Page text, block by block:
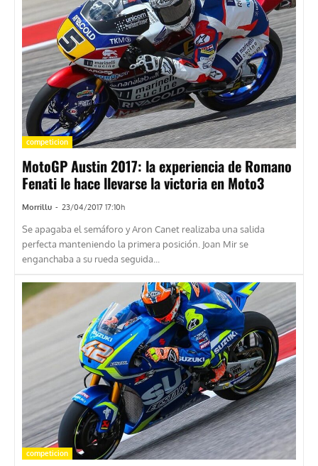
competicion
MotoGP Austin 2017: la experiencia de Romano
Fenati le hace llevarse la victoria en Moto3
Morrillu - 23/04/2017 17:10h
Se apagaba el semáforo y Aron Canet realizaba una salida
perfecta manteniendo la primera posición. Joan Mir se
enganchaba a su rueda seguida...
competicion